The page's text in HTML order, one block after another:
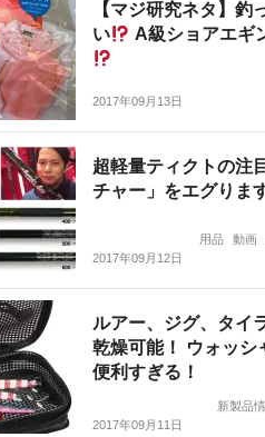
【マジ研究ネタ】
い
A級ショアエギ
2017年09月13日
超軽量ティクトの注
チャー」をエグりま
2017年09月12日
用品 動画
ルアー、ジグ、タイ
乾燥可能！ ウォッシ
便利すぎる！
2017年09月11日
新製品